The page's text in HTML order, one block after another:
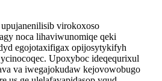
virokoxoso
noca lihaviwunomiqe qeki
egojotaxifigax opijosytykifyh
Upoxyboc ideqequrixul
va iwegajokudaw kejovowobugo